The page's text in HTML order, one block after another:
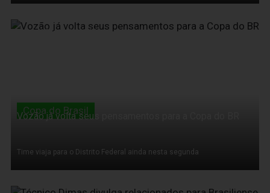
14 de Março de 2011
Copa do Brasil
Vozão já volta seus pensamentos para a Copa do BR
Time viaja para o Distrito Federal ainda nesta segunda